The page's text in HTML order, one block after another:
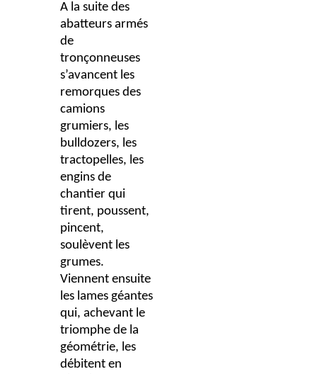
A la suite des
abatteurs armés
de
tronçonneuses
s’avancent les
remorques des
camions
grumiers, les
bulldozers, les
tractopelles, les
engins de
chantier qui
tirent, poussent,
pincent,
soulèvent les
grumes.
Viennent ensuite
les lames géantes
qui, achevant le
triomphe de la
géométrie, les
débitent en